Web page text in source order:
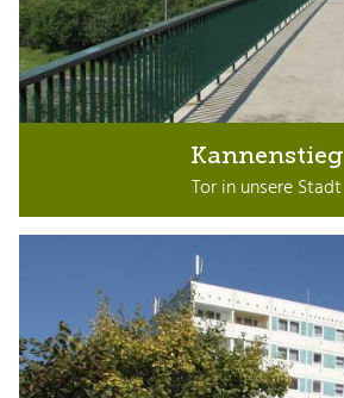
Kannenstieg
Tor in unsere Stadt